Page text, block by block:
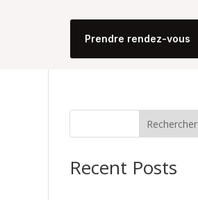
Prendre rendez-vous
Rechercher
Recent Posts